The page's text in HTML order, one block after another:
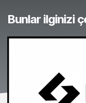
Bunlar ilginizi